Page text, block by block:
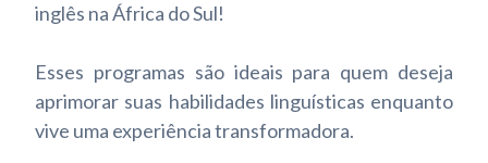
inglês na África do Sul!
Esses programas são ideais para quem deseja
aprimorar suas habilidades linguísticas enquanto
vive uma experiência transformadora.